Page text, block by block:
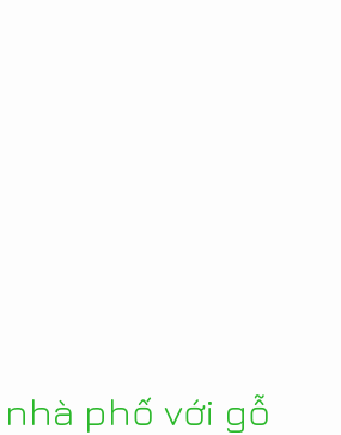
phố với gỗ